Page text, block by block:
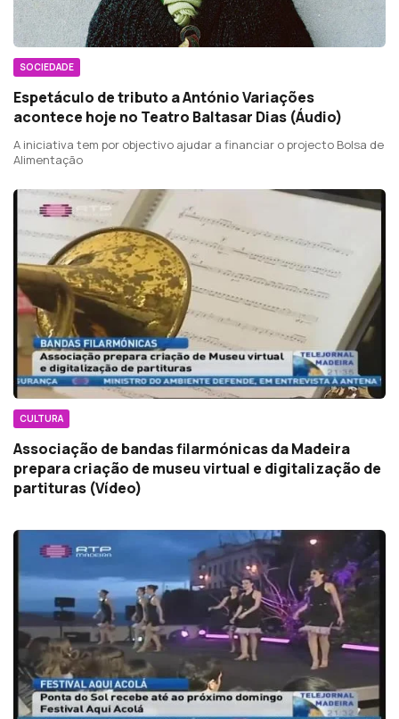
SOCIEDADE
Espetáculo de tributo a António Variações
acontece hoje no Teatro Baltasar Dias (Áudio)
A iniciativa tem por objectivo ajudar a financiar o projecto Bolsa de
Alimentação
CULTURA
Associação de bandas filarmónicas da Madeira
prepara criação de museu virtual e digitalização de
partituras (Vídeo)